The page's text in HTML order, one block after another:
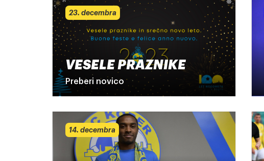
23. decembra
VESELE PRAZNIKE
Preberi novico
14. decembra